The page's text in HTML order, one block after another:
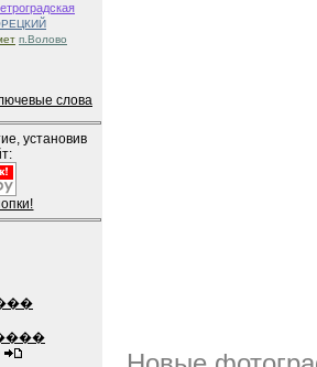
п.Волово
слова
установив